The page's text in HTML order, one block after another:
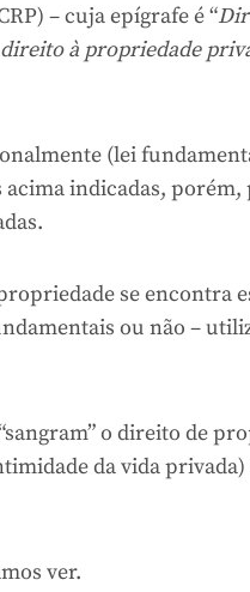
– cuja epígrafe é “
à propriedade
(lei
indicadas,
se encontra
ou não –
o direito de
da vida
ver.